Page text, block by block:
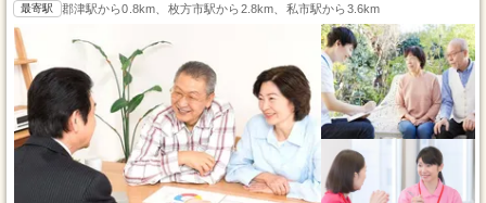
最寄駅 郡津駅から0.8km、枚方市駅から2.8km、私市駅から3.6km